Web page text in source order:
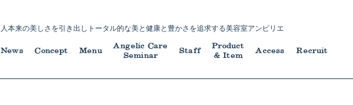
人本来の美しさを引き出し トータル的な美と健康と豊かさを追求する美容室アンピリエ
News Concept Menu
Angelic Care
Seminar
Staff
Product
& Item
Access Recruit